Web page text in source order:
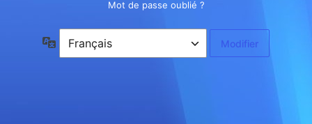
Mot de passe oublié ?
Langue